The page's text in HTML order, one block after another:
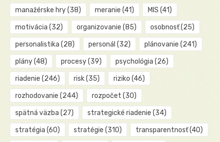
manažérske hry(38) meranie (41) MIS (41)
motivácia (32) organizovanie (85) osobnosť(25)
personalistika (28) personál (32) plánovanie (241)
plány(48) procesy(39) psychológia (26)
riadenie (246) risk(35) riziko (46)
rozhodovanie (244) rozpočet (30)
spätná väzba (27) strategické riadenie (34)
stratégia (60) stratégie (310) transparentnosť(40)